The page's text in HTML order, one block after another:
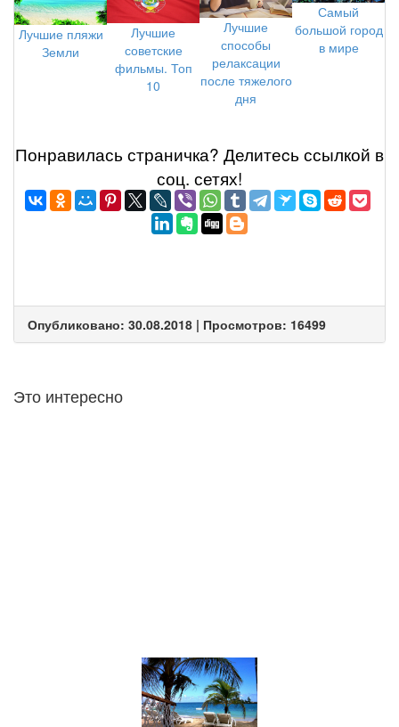
Лучшие пляжи
Земли
Лучшие
советские
фильмы. Топ
10
Лучшие
способы
релаксации
после тяжелого
дня
Самый
большой город
в мире
Понравилась страничка? Делитеcь ссылкой в
соц. сетях!
Опубликовано: 30.08.2018 | Просмотров: 16499
Это интересно